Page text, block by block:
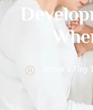
Annie's Tiny